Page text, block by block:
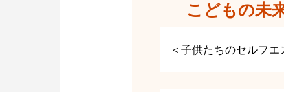
こどもの未
＜子供たちのセルフ